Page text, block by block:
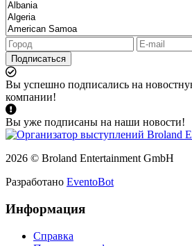
Подписаться
Вы успешно подписались на
компании!
Вы уже подписаны на наши новости!
2026 © Broland Entertainment GmbH
Разработано EventoBot
Информация
Справка